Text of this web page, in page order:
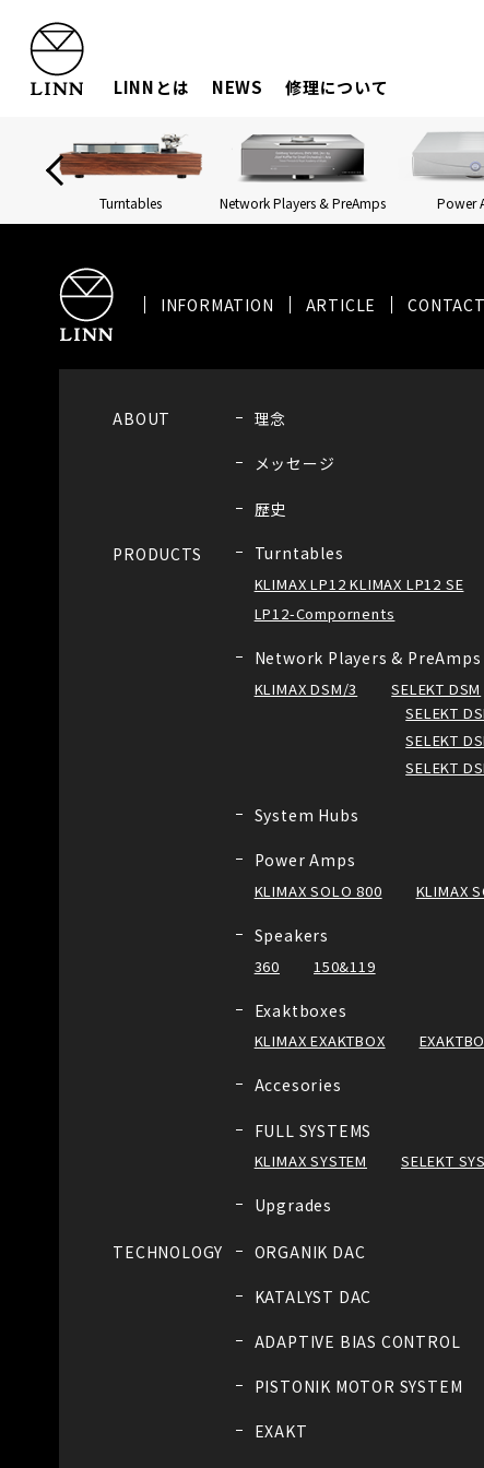
LINNとは NEWS 修理について
Turntables Network Players & PreAmps Power
INFORMATION ARTICLE CONTACT
ABOUT 理念
メッセージ
歴史
PRODUCTS Turntables
KLIMAX LP12 KLIMAX LP12 SE
LP12-Compornents
Network Players & PreAmps
KLIMAX DSM/3
SELEKT DSM
SELEKT
SELEKT
SELEKT
System Hubs
Power Amps
KLIMAX SOLO 800 KLIMAX
Speakers
360 150&119
Exaktboxes
KLIMAX EXAKTBOX
Accesories
FULL SYSTEMS
KLIMAX SYSTEM SELEKT
Upgrades
TECHNOLOGY ORGANIK DAC
KATALYST DAC
ADAPTIVE BIAS CONTROL
PISTONIK MOTOR SYSTEM
EXAKT